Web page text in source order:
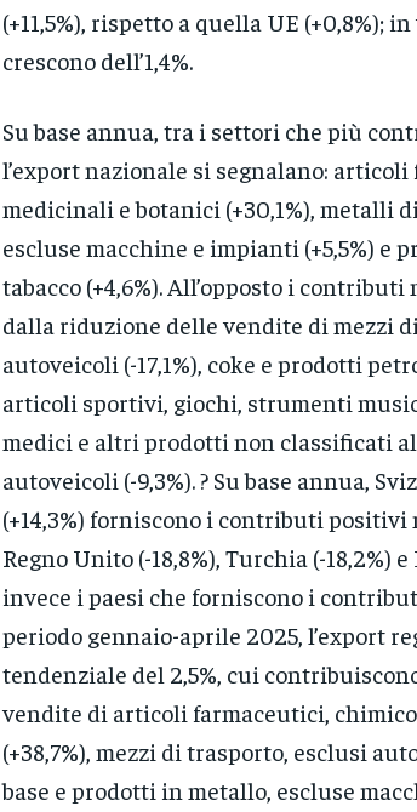
(+11,5%), rispetto a quella UE (+0,8%);
crescono dell’1,4%.
Su base annua, tra i settori che più
l’export nazionale si segnalano:
medicinali e botanici (+30,1%), metalli
escluse macchine e impianti (+5,5%) e
tabacco (+4,6%). All’opposto i
dalla riduzione delle vendite di mezzi
autoveicoli (-17,1%), coke e prodotti
articoli sportivi, giochi, strumenti
medici e altri prodotti non classificati
autoveicoli (-9,3%). ? Su base annua,
(+14,3%) forniscono i contributi positivi
Regno Unito (-18,8%), Turchia (-18,2%) e
invece i paesi che forniscono i
periodo gennaio-aprile 2025, l’export
tendenziale del 2,5%, cui
vendite di articoli farmaceutici,
(+38,7%), mezzi di trasporto, esclusi
base e prodotti in metallo, escluse